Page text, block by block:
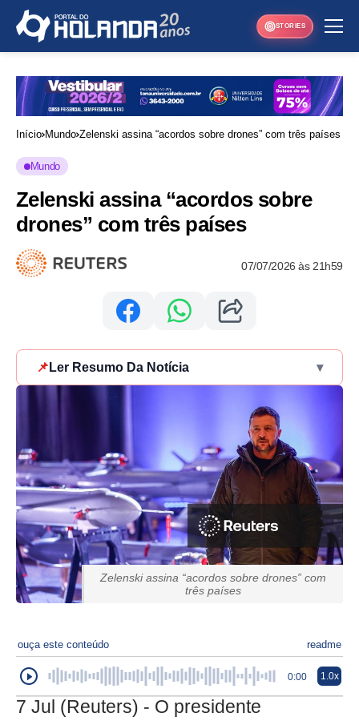
STORIES
Início Mundo Zelenski assina “acordos sobre drones” com três países
Mundo
Zelenski assina “acordos sobre
drones” com três países
07/07/2026 às 21h59
📌 Ler Resumo Da Notícia ▾
Zelenski assina “acordos sobre drones” com
três países
ouça este conteúdo readme
0:00 1.0x
7 Jul (Reuters) - O presidente